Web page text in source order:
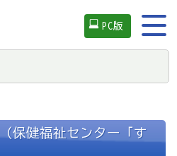
PC版
保健福祉センター「す